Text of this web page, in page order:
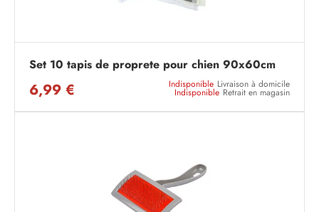
Set 10 tapis de proprete pour chien 90x60cm
6,99 € Indisponible Livraison à domicile
Indisponible Retrait en magasin